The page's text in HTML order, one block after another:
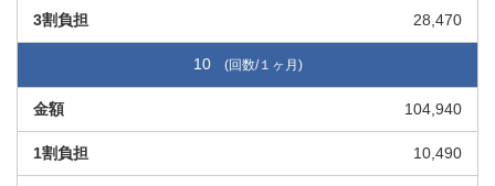
28,470
10
104,940
10,490